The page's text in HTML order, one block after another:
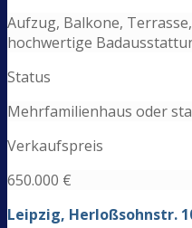
Aufzug, Balkone,
hochwertige
Status
Mehrfamilienhaus oder
Verkaufspreis
650.000 €
Leipzig, Herloßsohnstr.